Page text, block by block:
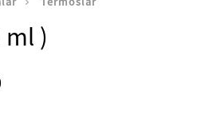
ml )